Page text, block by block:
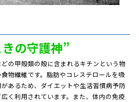
の守護神”
の甲殻類の殻に含まれるキチンという物
物繊維です。脂肪やコレステロールを吸
あるため、ダイエットや生活習慣病予防
く利用されています。また、体内の免疫